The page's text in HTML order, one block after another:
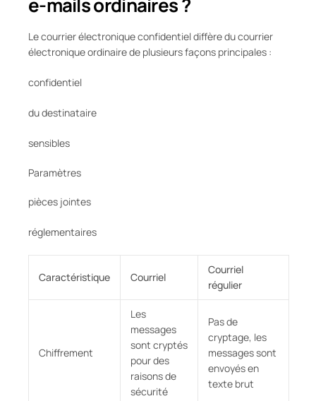
e-mails ordinaires ?
Le courrier électronique confidentiel diffère du courrier
électronique ordinaire de plusieurs façons principales :
confidentiel
du destinataire
sensibles
Paramètres
pièces jointes
réglementaires
Caractéristique Courriel
Courriel
régulier
Chiffrement
Les
messages
sont cryptés
pour des
raisons de
sécurité
Pas de
cryptage, les
messages sont
envoyés en
texte brut